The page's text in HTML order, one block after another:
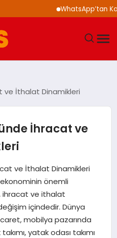
WhatsApp’tan
ve İthalat Dinamikleri
İhracat ve
ve İthalat Dinamikleri
önemli
ihracat ve ithalat
içindedir. Dünya
mobilya pazarında
yatak odası takımı